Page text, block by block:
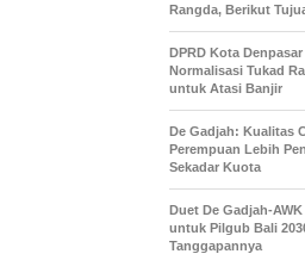
Rangda, Berikut
DPRD Kota
Normalisasi Tukad
untuk Atasi Banjir
De Gadjah: Kualitas
Perempuan Lebih
Sekadar Kuota
Duet De Gadjah-
untuk Pilgub Bali
Tanggapannya